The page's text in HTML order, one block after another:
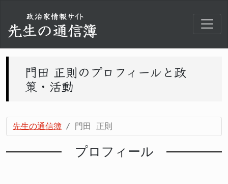
門田 正則のプロフィールと政
策・活動
先生の通信簿 門田 正則
プロフィール